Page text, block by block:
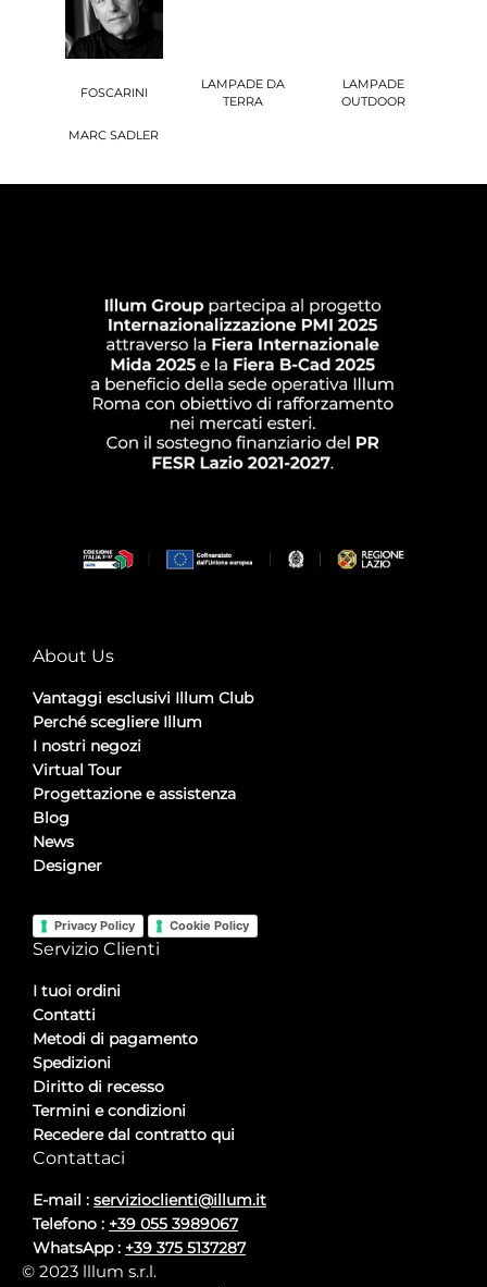
FOSCARINI
LAMPADE DA
TERRA
LAMPADE
OUTDOOR
MARC SADLER
About Us
Vantaggi esclusivi Illum Club
Perché scegliere Illum
I nostri negozi
Virtual Tour
Progettazione e assistenza
Blog
News
Designer
Privacy Policy Cookie Policy
Servizio Clienti
I tuoi ordini
Contatti
Metodi di pagamento
Spedizioni
Diritto di recesso
Termini e condizioni
Recedere dal contratto qui
Contattaci
E-mail : servizioclienti@illum.it
Telefono : +39 055 3989067
WhatsApp : +39 375 5137287
© 2023 lllum s.r.l.